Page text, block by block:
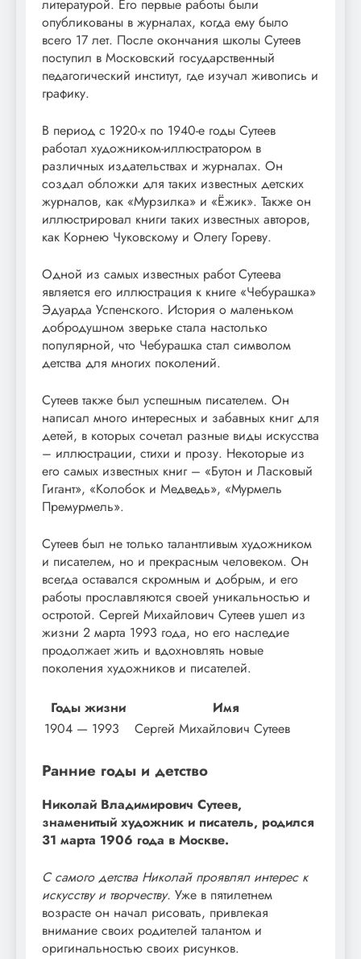
литературой. Его первые работы были
опубликованы в журналах, когда ему было
всего 17 лет. После окончания школы Сутеев
поступил в Московский государственный
педагогический институт, где изучал живопись и
графику.
В период с 1920-х по 1940-е годы Сутеев
работал художником-иллюстратором в
различных издательствах и журналах. Он
создал обложки для таких известных детских
журналов, как «Мурзилка» и «Ёжик». Также он
иллюстрировал книги таких известных авторов,
как Корнею Чуковскому и Олегу Гореву.
Одной из самых известных работ Сутеева
является его иллюстрация к книге «Чебурашка»
Эдуарда Успенского. История о маленьком
добродушном зверьке стала настолько
популярной, что Чебурашка стал символом
детства для многих поколений.
Сутеев также был успешным писателем. Он
написал много интересных и забавных книг для
детей, в которых сочетал разные виды искусства
– иллюстрации, стихи и прозу. Некоторые из
его самых известных книг – «Бутон и Ласковый
Гигант», «Колобок и Медведь», «Мурмель
Премурмель».
Сутеев был не только талантливым художником
и писателем, но и прекрасным человеком. Он
всегда оставался скромным и добрым, и его
работы прославляются своей уникальностью и
остротой. Сергей Михайлович Сутеев ушел из
жизни 2 марта 1993 года, но его наследие
продолжает жить и вдохновлять новые
поколения художников и писателей.
Годы жизни
Имя
1904 — 1993
Сергей Михайлович Сутеев
Ранние годы и детство
Николай Владимирович Сутеев,
знаменитый художник и писатель, родился
31 марта 1906 года в Москве.
С самого детства Николай проявлял интерес к
искусству и творчеству. Уже в пятилетнем
возрасте он начал рисовать, привлекая
внимание своих родителей талантом и
оригинальностью своих рисунков.